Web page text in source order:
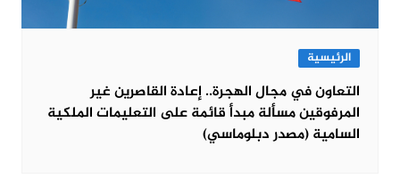
الرئيسية
التعاون في مجال الهجرة.. إعادة القاصرين غير
المرفوقين مسألة مبدأ قائمة على التعليمات الملكية
السامية (مصدر دبلوماسي)